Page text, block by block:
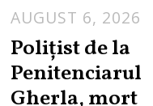
AUGUST 6, 2026
Polițist de la
Penitenciarul
Gherla, mort